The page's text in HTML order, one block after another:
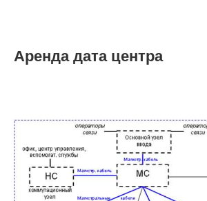
Аренда дата центра